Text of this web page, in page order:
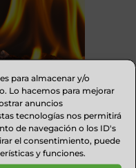
para almacenar y/o
Lo hacemos para mejorar
anuncios
tecnologías nos permitirá
de navegación o los ID's
el consentimiento, puede
y funciones.